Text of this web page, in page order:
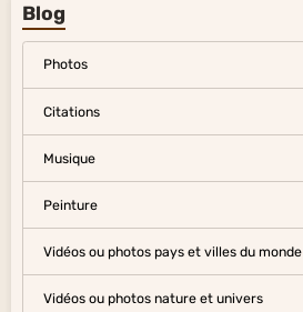
Blog
Photos
Citations
Musique
Peinture
Vidéos ou photos pays et villes du monde
Vidéos ou photos nature et univers